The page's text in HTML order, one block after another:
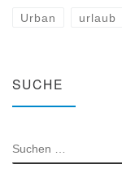
Urban urlaub
SUCHE
SUCHE